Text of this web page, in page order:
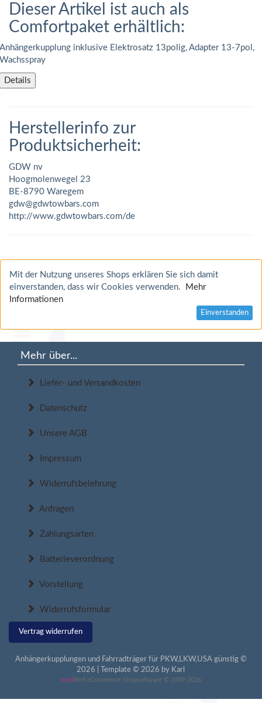
Dieser Artikel ist auch als
Comfortpaket erhältlich:
Anhängerkupplung inklusive Elektrosatz 13polig, Adapter 13-7pol,
Wachsspray
Details
Herstellerinfo zur
Produktsicherheit:
GDW nv
Hoogmolenwegel 23
BE-8790 Waregem
gdw@gdwtowbars.com
http://www.gdwtowbars.com/de
Mit der Nutzung unseres Shops erklären Sie sich damit
einverstanden, dass wir Cookies verwenden.
Mehr
Informationen
Einverstanden
Mehr über...
Liefer- und Versandkosten
Datenschutz
Unsere AGB
Impressum
Widerrufsbelehrung
Anfragen
Zahlungsarten
Batterieverordnung
Vorstellung
Widerrufsformular
Vertrag widerrufen
Anhängerkupplungen und Fahrradträger für PKW,LKW,USA günstig ©
2026 | Template © 2026 by Karl
mod ified eCommerce Shopsoftware © 2009-2026